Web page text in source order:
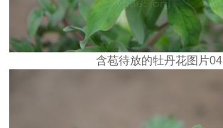
含苞待放的牡丹花图片04